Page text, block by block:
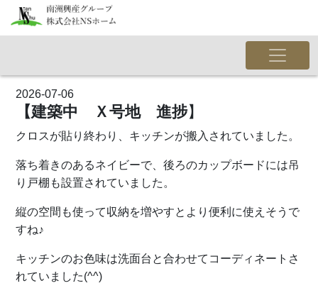
2026-07-06
【建築中 Ｘ号地 進捗】
クロスが貼り終わり、キッチンが搬入されていました。
落ち着きのあるネイビーで、後ろのカップボードには吊
り戸棚も設置されていました。
縦の空間も使って収納を増やすとより便利に使えそうで
すね♪
キッチンのお色味は洗面台と合わせてコーディネートさ
れていました(^^)